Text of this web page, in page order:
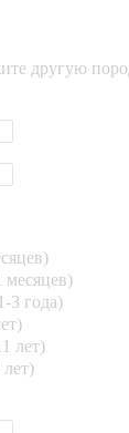
другую
месяцев)
3 года)
лет)